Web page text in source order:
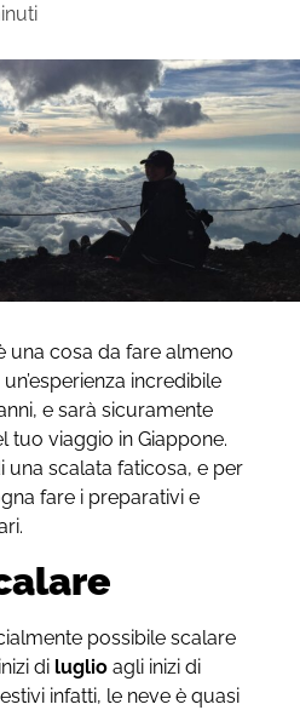
una cosa da fare almeno
incredibile
e sarà sicuramente
tuo viaggio in Giappone.
scalata faticosa, e per
fare i preparativi e
possibile scalare
di luglioagli inizi di
infatti, le neve è quasi